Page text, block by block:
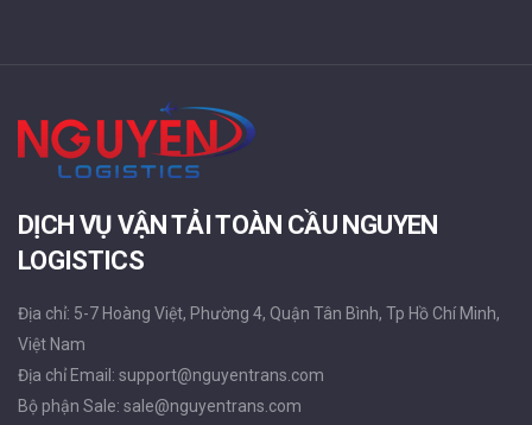
DỊCH VỤ VẬN TẢI TOÀN CẦU NGUYEN
LOGISTICS
Địa chỉ: 5-7 Hoàng Việt, Phường 4, Quận Tân Bình, Tp Hồ Chí Minh,
Việt Nam
Địa chỉ Email: support@nguyentrans.com
Bộ phận Sale: sale@nguyentrans.com